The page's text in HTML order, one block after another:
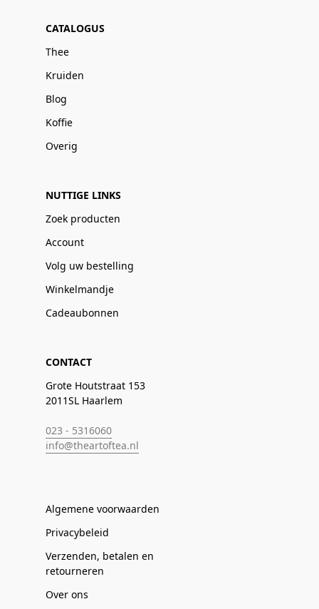
CATALOGUS
Thee
Kruiden
Blog
Koffie
Overig
NUTTIGE LINKS
Zoek producten
Account
Volg uw bestelling
Winkelmandje
Cadeaubonnen
CONTACT
Grote Houtstraat 153
2011SL Haarlem
023 - 5316060
info@theartoftea.nl
Algemene voorwaarden
Privacybeleid
Verzenden, betalen en
retourneren
Over ons